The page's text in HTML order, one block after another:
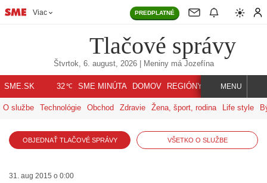
Viac PREDPLATNÉ
Tlačové správy
Štvrtok, 6. august, 2026| Meniny má Jozefína
SME.SK 32℃ SME MINÚTA DOMOV REGIÓNY INDEX SVET
MENU
O službe Technológie Obchod Zdravie Žena, šport, rodina Life style
OBJEDNAŤ TLAČOVÉ SPRÁVY VŠETKO O SLUŽBE
31. aug 2015 o 0:00